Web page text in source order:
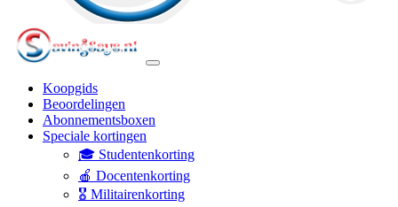
Koopgids
Beoordelingen
Abonnementsboxen
Speciale kortingen
🎓 Studentenkorting
🍎 Docentenkorting
🎖️ Militairenkorting